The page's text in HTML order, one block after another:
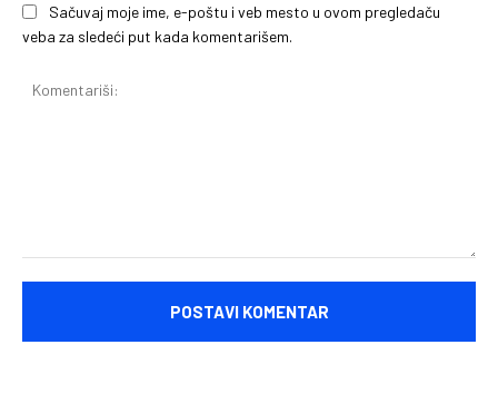
Sačuvaj moje ime, e-poštu i veb mesto u ovom pregledaču
veba za sledeći put kada komentarišem.